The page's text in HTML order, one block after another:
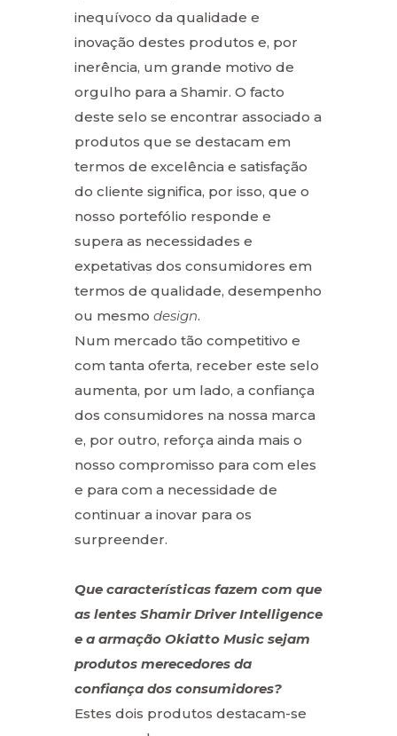
inequívoco da qualidade e
inovação destes produtos e, por
inerência, um grande motivo de
orgulho para a Shamir. O facto
deste selo se encontrar associado a
produtos que se destacam em
termos de excelência e satisfação
do cliente significa, por isso, que o
nosso portefólio responde e
supera as necessidades e
expetativas dos consumidores em
termos de qualidade, desempenho
ou mesmo design.
Num mercado tão competitivo e
com tanta oferta, receber este selo
aumenta, por um lado, a confiança
dos consumidores na nossa marca
e, por outro, reforça ainda mais o
nosso compromisso para com eles
e para com a necessidade de
continuar a inovar para os
surpreender.
Que características fazem com que
as lentes Shamir Driver Intelligence
e a armação Okiatto Music sejam
produtos merecedores da
confiança dos consumidores?
Estes dois produtos destacam-se